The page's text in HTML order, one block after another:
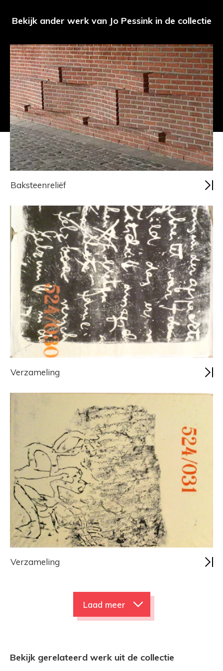
Bekijk ander werk van Jo Pessink in de collectie
Baksteenreliëf
Verzameling
Verzameling
Laad meer
Bekijk gerelateerd werk uit de collectie